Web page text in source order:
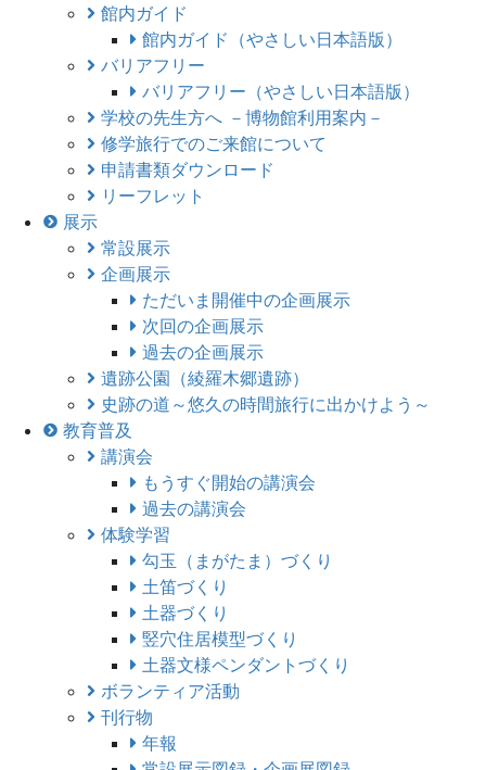
館内ガイド
館内ガイド（やさしい日本語版）
バリアフリー
バリアフリー（やさしい日本語版）
学校の先生方へ －博物館利用案内－
修学旅行でのご来館について
申請書類ダウンロード
リーフレット
展示
常設展示
企画展示
ただいま開催中の企画展示
次回の企画展示
過去の企画展示
遺跡公園（綾羅木郷遺跡）
史跡の道～悠久の時間旅行に出かけよう～
教育普及
講演会
もうすぐ開始の講演会
過去の講演会
体験学習
勾玉（まがたま）づくり
土笛づくり
土器づくり
竪穴住居模型づくり
土器文様ペンダントづくり
ボランティア活動
刊行物
年報